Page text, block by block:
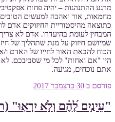
מרגע ההתנהגות – יהיה פחות
מחמאות, אור ואהבה למעשים
כתוצאה מהיסטוריית החיזוקים אדם
המבחין לעומת בהיעדרו. אדם לא
שמיושם חיזוק על מנת שתהליך של
הכוח להבאת האור לחייו של האדם ו/
היו "אם ואחות" לכל מי שסביבכם.
אתם נוכחים, מגיעה.
פורסם ב 30 בדצמבר 2017
"עֵינַ֥יִם לָ֝הֶ֗ם וְלֹ֣א יִרְאֽוּ"